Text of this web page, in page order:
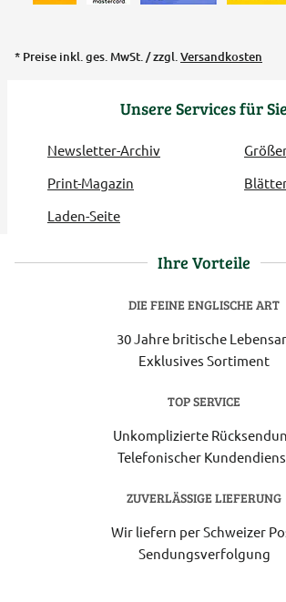
Unsere Services für Sie
Newsletter-Archiv
Print-Magazin
Laden-Seite
* Preise inkl. ges. MwSt. / zzgl. Versandkosten
Ihre Vorteile
DIE FEINE ENGLISCHE ART
30 Jahre britische
Exklusives Sortiment
TOP SERVICE
Unkomplizierte
Telefonischer
ZUVERLÄSSIGE LIEFERUNG
Wir liefern per Schweizer
Sendungsverfolgung